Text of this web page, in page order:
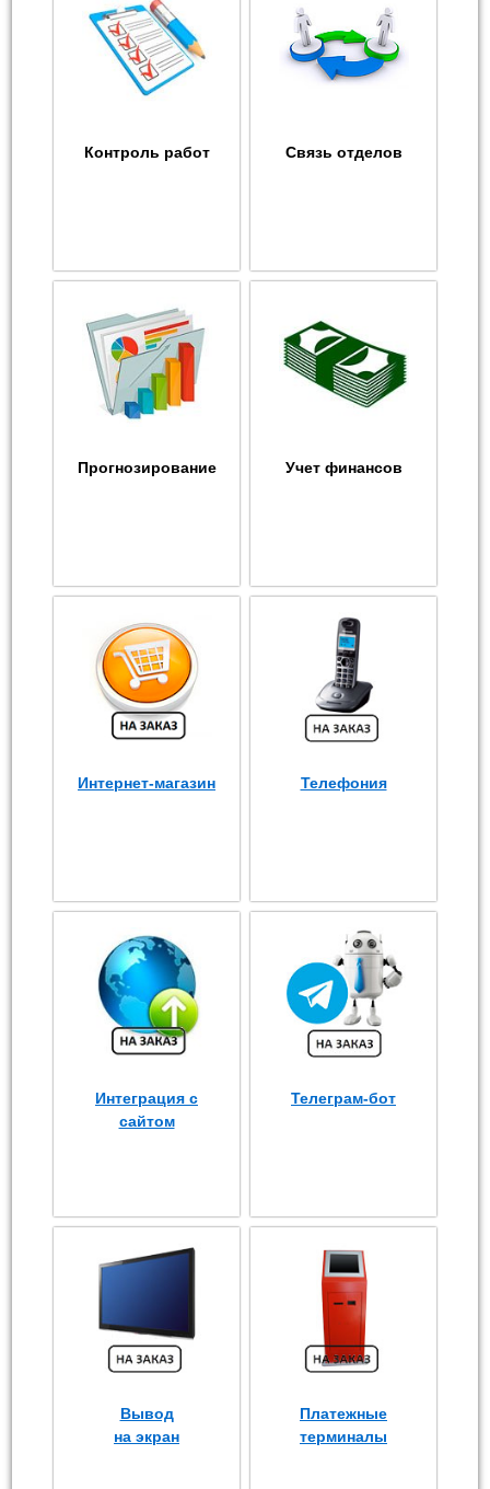
Контроль работ Связь отделов
Прогнозирование Учет финансов
Интернет-магазин Телефония
Интеграция с
сайтом
Телеграм-бот
Вывод
на экран
Платежные
терминалы